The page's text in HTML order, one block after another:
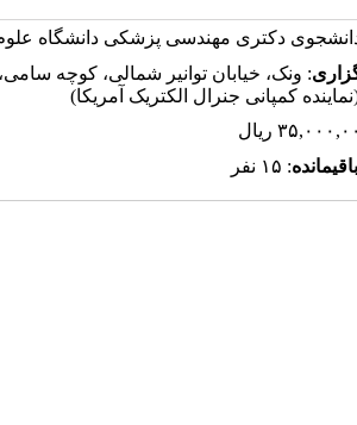
دكترى مهندسى پزشکی دانشگاه
كمپانى جنرال الكتريک آمريكا)
: ۱۵ نفر